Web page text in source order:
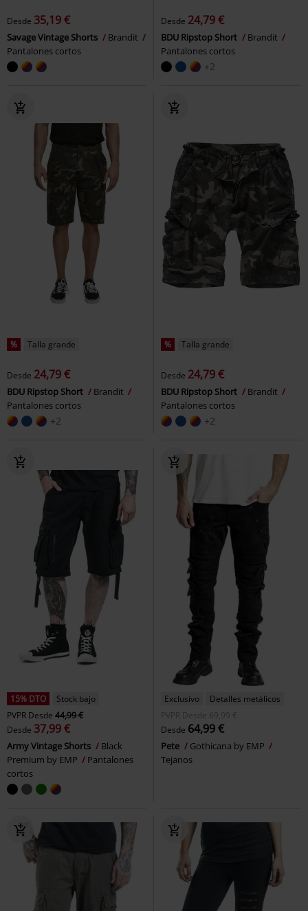
Desde 35,19 €
Savage Vintage Shorts
Brandit
Pantalones cortos
Desde 24,79 €
BDU Ripstop Short
Brandit
Pantalones cortos
+2
% Talla grande
Desde 24,79 €
BDU Ripstop Short
Brandit
Pantalones cortos
+2
% Talla grande
Desde 24,79 €
BDU Ripstop Short
Brandit
Pantalones cortos
+2
15% DTO
Stock bajo
PVPR Desde 44,99 €
Desde 37,99 €
Army Vintage Shorts
Black
Premium by EMP
Pantalones
cortos
Exclusivo
Detalles metálicos
PVPR
Desde 69,99 €
Desde 64,99 €
Pete
Gothicana by EMP
Tejanos